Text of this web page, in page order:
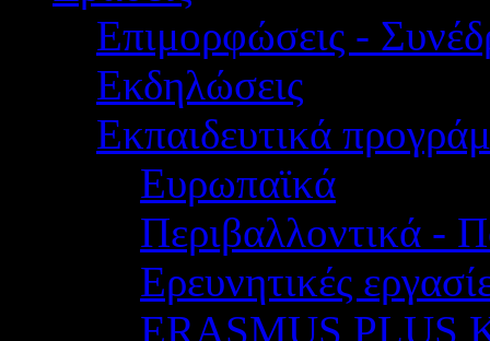
Επιμορφώσεις -
Εκδηλώσεις
Εκπαιδευτικά
Ευρωπαϊκά
Περιβαλλοντικά -
Ερευνητικές
ERASMUS PLUS